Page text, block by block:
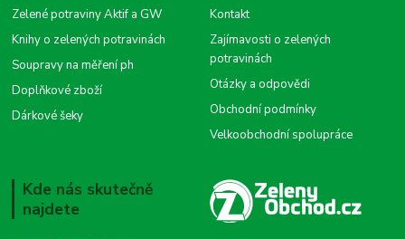
Zelené potraviny Aktif a GW
Knihy o zelených potravinách
Soupravy na měření ph
Doplňkové zboží
Dárkové šeky
Kontakt
Zajímavosti o zelených
potravinách
Otázky a odpovědi
Obchodní podmínky
Velkoobchodní spolupráce
Kde nás skutečně
najdete